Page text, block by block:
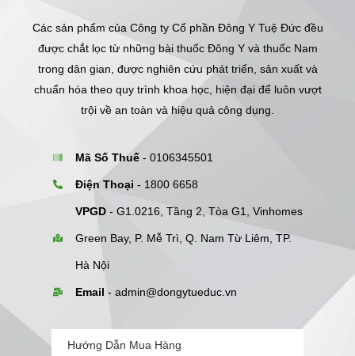
Các sản phẩm của Công ty Cổ phần Đông Y Tuệ Đức đều
được chắt lọc từ những bài thuốc Đông Y và thuốc Nam
trong dân gian, được nghiên cứu phát triển, sản xuất và
chuẩn hóa theo quy trình khoa học, hiện đại để luôn vượt
trội về an toàn và hiệu quả công dụng.
Mã Số Thuế - 0106345501
Điện Thoại - 1800 6658
VPGD - G1.0216, Tầng 2, Tòa G1, Vinhomes
Green Bay, P. Mễ Trì, Q. Nam Từ Liêm, TP.
Hà Nội
Email - admin@dongytueduc.vn
Hướng Dẫn Mua Hàng